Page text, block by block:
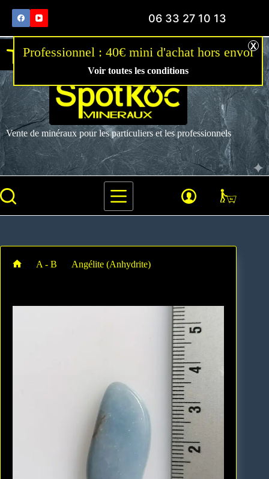
Ouvrir la barre d’outils
06 33 27 10 13
Vente de minéraux pour les particuliers et les professionnels
A - B
Angélite (Anhydrite)
Voir toutes les conditions